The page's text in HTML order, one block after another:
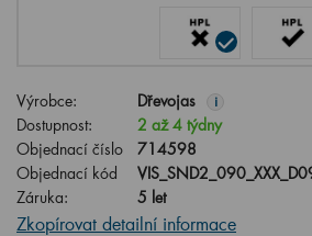
Výrobce: Dřevojas i
Dostupnost:
2 až 4 týdny
Objednací číslo
714598
Objednací kód
Záruka:
5 let
Zkopírovat detailní informace